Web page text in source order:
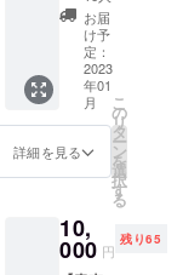
糖度
15％。
あまり
流通し
ていな
い蜜入
りの珍
しい黄
えがあ
り酸味
と甘み
ス】 ・
高徳り
んご
ジュー
ス1リッ
トル×4
本 蜜り
んご・
高徳を
使っ
みとと
ろみが
非常に
お届
け予
定：
2023
年01
月
詳細を見る
こ
の
リ
タ
ー
ン
を
選
択
す
る
10,
000 円
残り65